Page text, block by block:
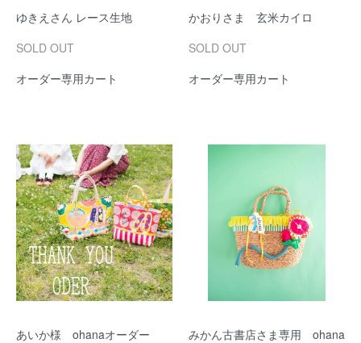
ゆきえさん レース生地
SOLD OUT
オーダー専用カート
かおりさま 玄米カイロ
SOLD OUT
オーダー専用カート
あいか様 ohanaオーダー
みかん古書店さま専用 ohana